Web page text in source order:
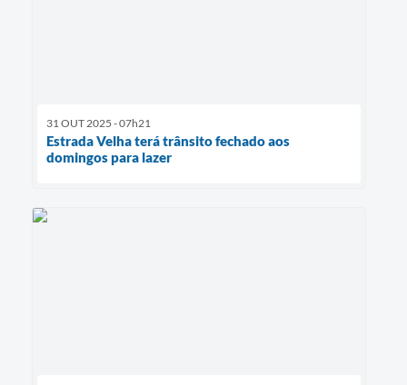
31 OUT 2025 - 07h21
Estrada Velha terá trânsito fechado aos
domingos para lazer